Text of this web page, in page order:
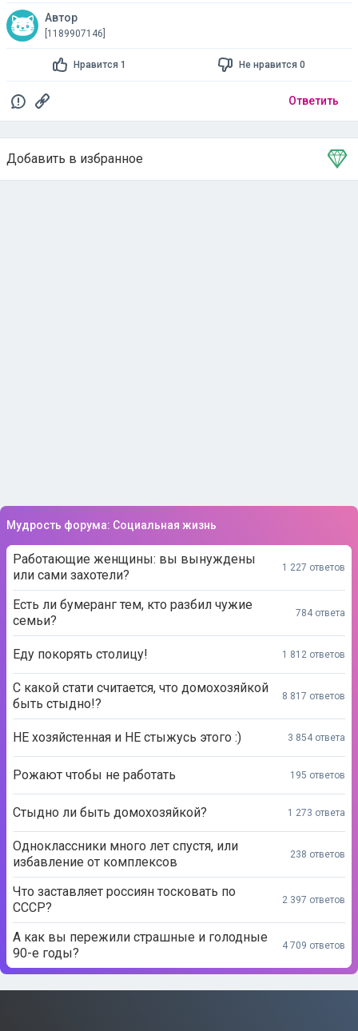
Автор
[1189907146]
Нравится 1 Не нравится 0
Ответить
Добавить в избранное
Тема в избранном
Мудрость форума: Социальная жизнь
Работающие женщины: вы вынуждены
или сами захотели?
1 227 ответов
Есть ли бумеранг тем, кто разбил чужие
семьи?
784 ответа
Еду покорять столицу! 1 812 ответов
С какой стати считается, что домохозяйкой
быть стыдно!?
8 817 ответов
НЕ хозяйстенная и НЕ стыжусь этого :) 3 854 ответа
Рожают чтобы не работать 195 ответов
Стыдно ли быть домохозяйкой? 1 273 ответа
Одноклассники много лет спустя, или
избавление от комплексов
238 ответов
Что заставляет россиян тосковать по
СССР?
2 397 ответов
А как вы пережили страшные и голодные
90-е годы?
4 709 ответов